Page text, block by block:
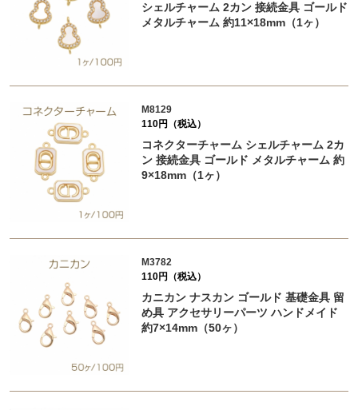
シェルチャーム 2カン 接続金具 ゴールド
メタルチャーム 約11×18mm（1ヶ）
M8129
110円（税込）
コネクターチャーム シェルチャーム 2カ
ン 接続金具 ゴールド メタルチャーム 約
9×18mm（1ヶ）
M3782
110円（税込）
カニカン ナスカン ゴールド 基礎金具 留
め具 アクセサリーパーツ ハンドメイド
約7×14mm（50ヶ）